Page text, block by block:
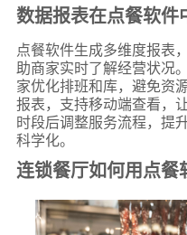
数据报表在点餐软件
点餐软件生成多维度报表
助商家实时了解经营状况
家优化排班和库，避免资
报表，支持移动端查看，
时段后调整服务流程，提
科学化。
连锁餐厅如何用点
*所属业态
*我的姓名
附加留言